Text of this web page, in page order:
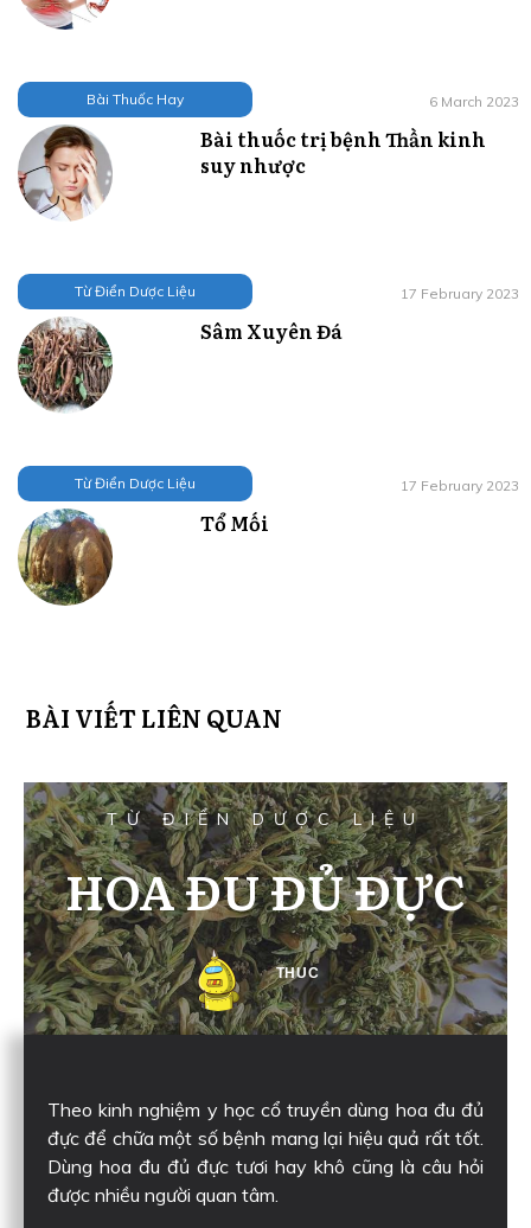
Bài Thuốc Hay 6 March 2023
Bài thuốc trị bệnh Thần kinh
suy nhược
Từ Điển Dược Liệu 17 February 2023
Sâm Xuyên Đá
Từ Điển Dược Liệu 17 February 2023
Tổ Mối
BÀI VIẾT LIÊN QUAN
TỪ ĐIỂN DƯỢC LIỆU
HOA ĐU ĐỦ ĐỰC
THUC
Theo kinh nghiệm y học cổ truyền dùng hoa đu đủ
đực để chữa một số bệnh mang lại hiệu quả rất tốt.
Dùng hoa đu đủ đực tươi hay khô cũng là câu hỏi
được nhiều người quan tâm.